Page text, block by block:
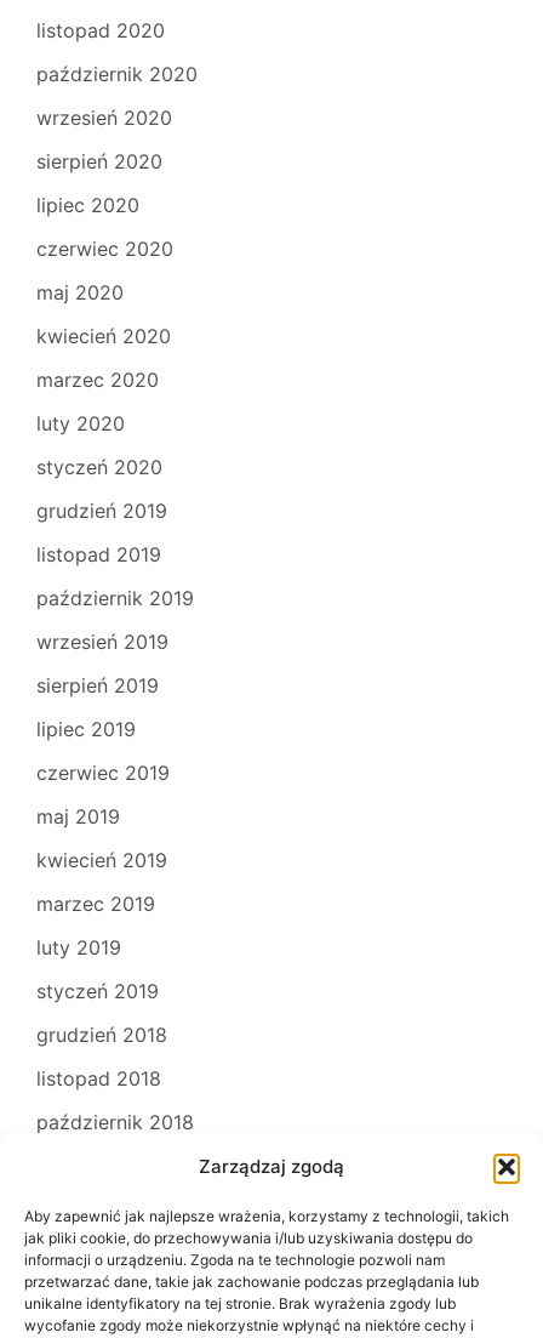
Zarządzaj zgodą
Aby zapewnić jak najlepsze wrażenia, korzystamy z technologii, takich
jak pliki cookie, do przechowywania i/lub uzyskiwania dostępu do
informacji o urządzeniu. Zgoda na te technologie pozwoli nam
przetwarzać dane, takie jak zachowanie podczas przeglądania lub
unikalne identyfikatory na tej stronie. Brak wyrażenia zgody lub
wycofanie zgody może niekorzystnie wpłynąć na niektóre cechy i
listopad 2020
październik 2020
wrzesień 2020
sierpień 2020
lipiec 2020
czerwiec 2020
maj 2020
kwiecień 2020
marzec 2020
luty 2020
styczeń 2020
grudzień 2019
listopad 2019
październik 2019
wrzesień 2019
sierpień 2019
lipiec 2019
czerwiec 2019
maj 2019
kwiecień 2019
marzec 2019
luty 2019
styczeń 2019
grudzień 2018
listopad 2018
październik 2018